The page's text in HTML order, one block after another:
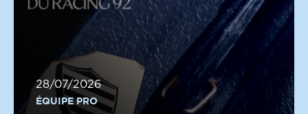
28/07/2026
ÉQUIPE PRO